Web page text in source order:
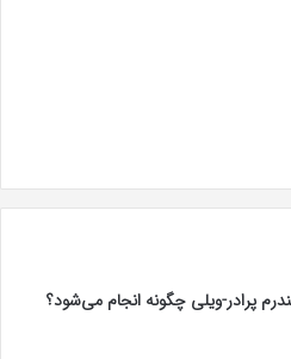
پرادر-ویلی چگونه انجام می‌شود؟